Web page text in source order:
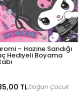
– Hazine Sandığı
Hediyeli Boyama
TLDoğan Çocuk